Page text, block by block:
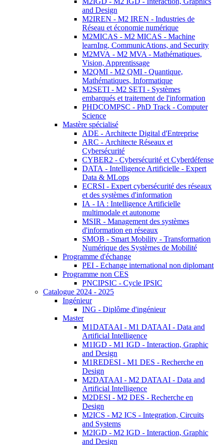
and Design
M2IREN - M2 IREN - Industries de
Réseau et économie numérique
M2MICAS - M2 MICAS - Machine
learnIng, CommunicAtions, and Security
M2MVA - M2 MVA - Mathématiques,
Vision, Apprentissage
M2QMI - M2 QMI - Quantique,
Mathématiques, Informatique
M2SETI - M2 SETI - Systèmes
embarqués et traitement de l'information
PHDCOMPSC - PhD Track - Computer
Science
Mastère spécialisé
ADE - Architecte Digital d'Entreprise
ARC - Architecte Réseaux et
Cybersécurité
CYBER2 - Cybersécurité et Cyberdéfense
DATA - Intelligence Artificielle - Expert
Data & MLops
ECRSI - Expert cybersécurité des réseaux
et des systèmes d'information
IA - IA : Intelligence Artificielle
multimodale et autonome
MSIR - Management des systèmes
d'information en réseaux
SMOB - Smart Mobility - Transformation
Numérique des Systèmes de Mobilité
Programme d'échange
PEI - Echange international non diplomant
Programme non CES
PNCIPSIC - Cycle IPSIC
Catalogue 2024 - 2025
Ingénieur
ING - Diplôme d'ingénieur
Master
M1DATAAI - M1 DATAAI - Data and
Artificial Intelligence
M1IGD - M1 IGD - Interaction, Graphic
and Design
M1REDESI - M1 DES - Recherche en
Design
M2DATAAI - M2 DATAAI - Data and
Artificial Intelligence
M2DESI - M2 DES - Recherche en
Design
M2ICS - M2 ICS - Integration, Circuits
and Systems
M2IGD - M2 IGD - Interaction, Graphic
and Design